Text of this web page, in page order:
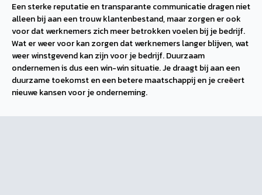
Een sterke reputatie en transparante communicatie dragen niet
alleen bij aan een trouw klantenbestand, maar zorgen er ook
voor dat werknemers zich meer betrokken voelen bij je bedrijf.
Wat er weer voor kan zorgen dat werknemers langer blijven, wat
weer winstgevend kan zijn voor je bedrijf. Duurzaam
ondernemen is dus een win-win situatie. Je draagt bij aan een
duurzame toekomst en een betere maatschappij en je creëert
nieuwe kansen voor je onderneming.